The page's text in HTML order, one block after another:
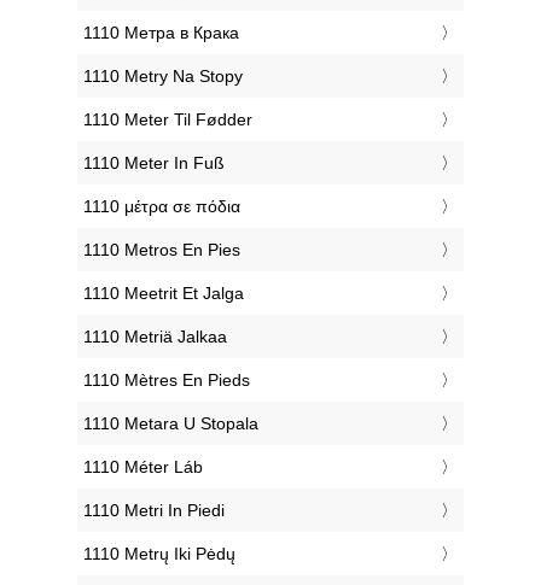
‎1110 Метра в Крака
‎1110 Metry Na Stopy
‎1110 Meter Til Fødder
‎1110 Meter In Fuß
‎1110 μέτρα σε πόδια
‎1110 Metros En Pies
‎1110 Meetrit Et Jalga
‎1110 Metriä Jalkaa
‎1110 Mètres En Pieds
‎1110 Metara U Stopala
‎1110 Méter Láb
‎1110 Metri In Piedi
‎1110 Metrų Iki Pėdų